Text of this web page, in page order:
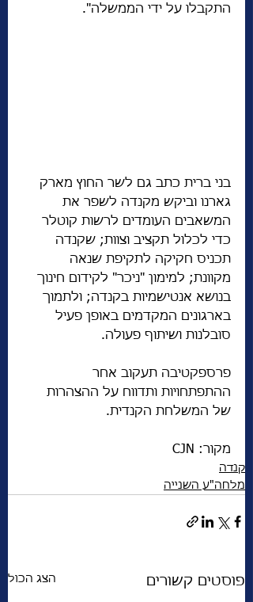
התקבלו על ידי הממשלה".
בני ברית כתב גם לשר החוץ מארק
גארנו וביקש מקנדה לשפר את
המשאבים העומדים לרשות קוטלר
כדי לכלול תקציב וצוות; שקנדה
תכניס חקיקה לתקיפת שנאה
מקוונת; למימון "ניכר" לקידום חינוך
בנושא אנטישמיות בקנדה; ולתמוך
בארגונים המקדמים באופן פעיל
סובלנות ושיתוף פעולה.
פרספקטיבה תעקוב אחר
ההתפתחויות ותדווח על ההצהרות
של המשלחת הקנדית.
מקור: CJN
קנדה
מלחה"ע השנייה
פוסטים קשורים הצג הכול